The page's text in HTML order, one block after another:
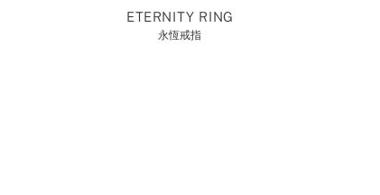
ETERNITY RING
永恆戒指